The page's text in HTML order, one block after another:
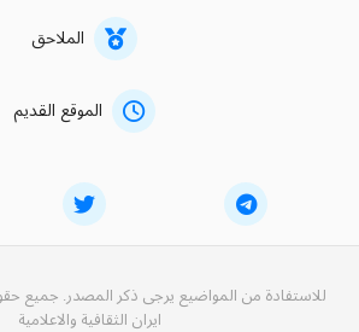
الملاحق
الموقع القديم
للاستفادة من المواضيع يرجى ذكر المصدر. جميع
ايران الثقافية والاعلامية